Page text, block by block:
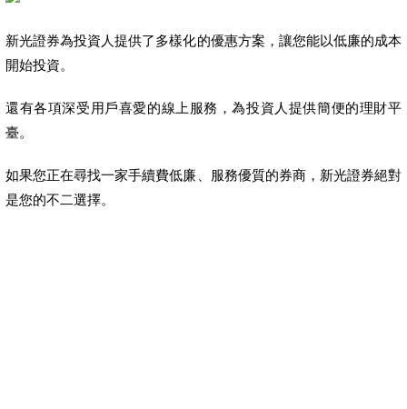
新光證券為投資人提供了多樣化的優惠方案，讓您能以低廉的成本
開始投資。
還有各項深受用戶喜愛的線上服務，為投資人提供簡便的理財平
臺。
如果您正在尋找一家手續費低廉、服務優質的券商，新光證券絕對
是您的不二選擇。